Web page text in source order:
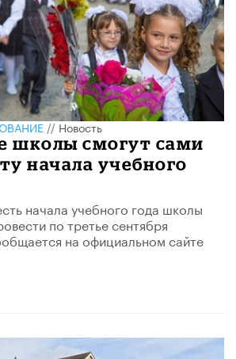
//Новость
школы смогут сами
начала учебного
начала учебного года школы
по третье сентября
на официальном сайте